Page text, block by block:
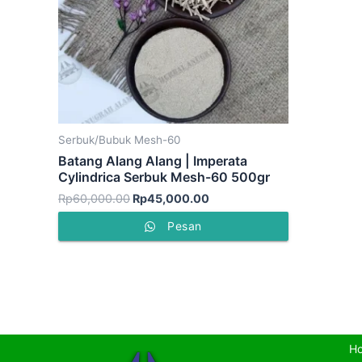
Serbuk/Bubuk Mesh-60
Batang Alang Alang | Imperata
Cylindrica Serbuk Mesh-60 500gr
Rp60,000.00 Rp45,000.00
Pesan